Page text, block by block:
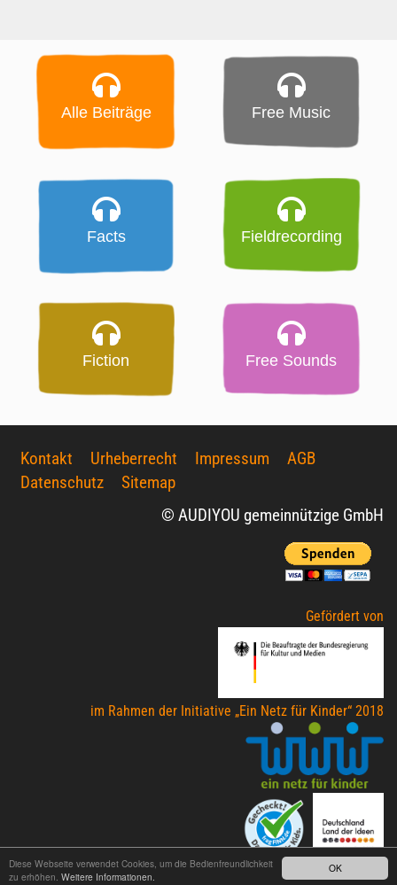
OK
Diese Webseite verwendet Cookies, um die Bedienfreundlichkeit
zu erhöhen. Weitere Informationen.
Alle Beiträge Free Music
Facts Fieldrecording
Fiction Free Sounds
Kontakt Urheberrecht Impressum
AGB
Datenschutz
Sitemap
© AUDIYOU gemeinnützige GmbH
Gefördert von
im Rahmen der Initiative „Ein Netz für Kinder“ 2018